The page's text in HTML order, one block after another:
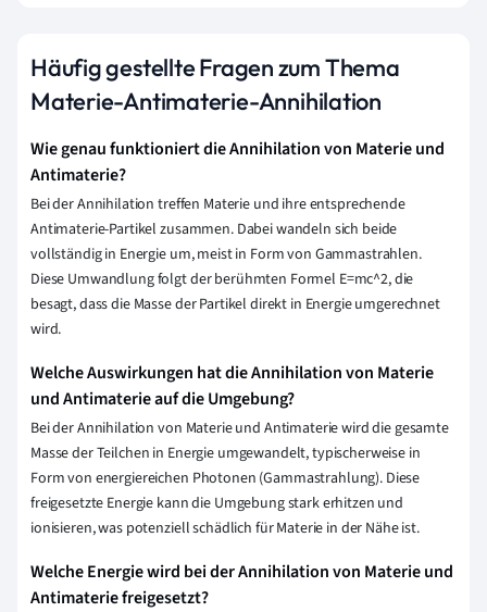
Häufig gestellte Fragen zum Thema
Materie-Antimaterie-Annihilation
Wie genau funktioniert die Annihilation von Materie und
Antimaterie?
Bei der Annihilation treffen Materie und ihre entsprechende
Antimaterie-Partikel zusammen. Dabei wandeln sich beide
vollständig in Energie um, meist in Form von Gammastrahlen.
Diese Umwandlung folgt der berühmten Formel E=mc^2, die
besagt, dass die Masse der Partikel direkt in Energie umgerechnet
wird.
Welche Auswirkungen hat die Annihilation von Materie
und Antimaterie auf die Umgebung?
Bei der Annihilation von Materie und Antimaterie wird die gesamte
Masse der Teilchen in Energie umgewandelt, typischerweise in
Form von energiereichen Photonen (Gammastrahlung). Diese
freigesetzte Energie kann die Umgebung stark erhitzen und
ionisieren, was potenziell schädlich für Materie in der Nähe ist.
Welche Energie wird bei der Annihilation von Materie und
Antimaterie freigesetzt?